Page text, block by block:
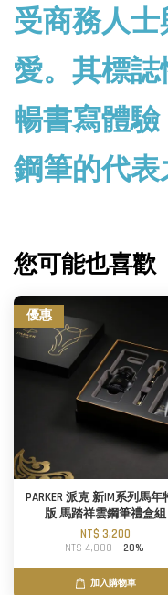
受商務人
愛。其標
暢書寫體
鋼筆的代表
您可能也喜歡
優惠
PARKER 派克 新IM系列馬年
版 馬踏祥雲鋼筆禮盒組
NT$ 3,200
NT$ 4,000 -20%
加入購物車